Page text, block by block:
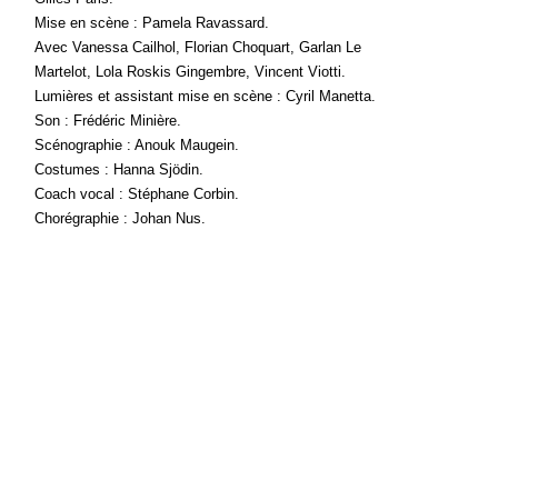
Mise en scène : Pamela Ravassard.
Avec Vanessa Cailhol, Florian Choquart, Garlan Le
Martelot, Lola Roskis Gingembre, Vincent Viotti.
Lumières et assistant mise en scène : Cyril Manetta.
Son : Frédéric Minière.
Scénographie : Anouk Maugein.
Costumes : Hanna Sjödin.
Coach vocal : Stéphane Corbin.
Chorégraphie : Johan Nus.